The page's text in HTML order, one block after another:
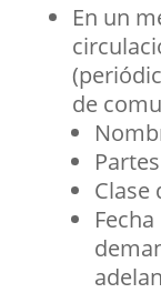
En un
de
Clase